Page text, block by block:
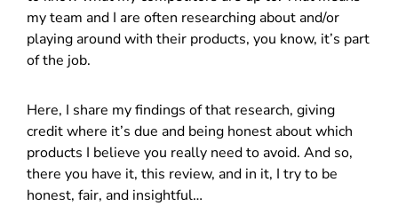
my team and I are often researching about and/or
playing around with their products, you know, it’s part
of the job.
Here, I share my findings of that research, giving
credit where it’s due and being honest about which
products I believe you really need to avoid. And so,
there you have it, this review, and in it, I try to be
honest, fair, and insightful…